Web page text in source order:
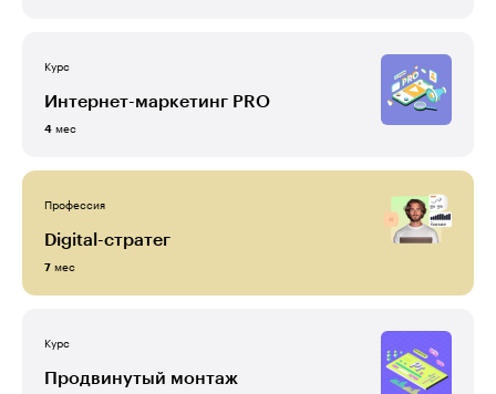
Курс
Интернет-маркетинг PRO
4 мес
Профессия
Digital-стратег
7 мес
Курс
Продвинутый монтаж